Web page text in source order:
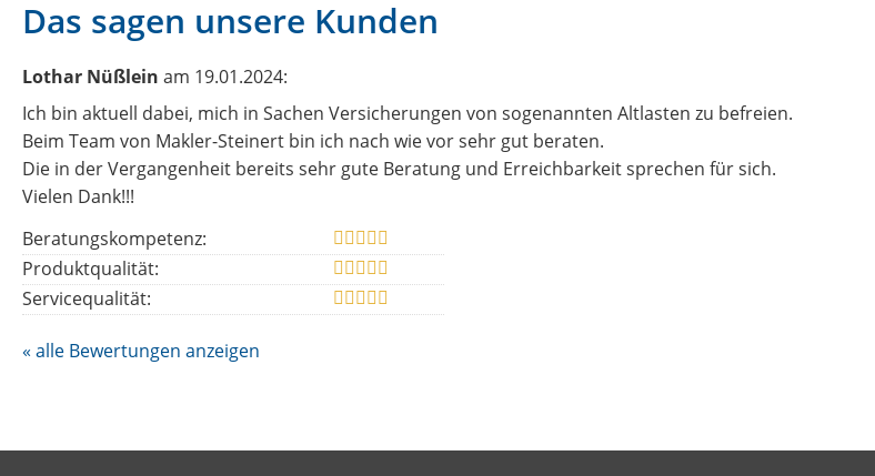
Das sagen unsere Kunden
Lothar Nüßlein am 19.01.2024:
Ich bin aktuell dabei, mich in Sachen Versicherungen von sogenannten Altlasten zu befreien.
Beim Team von Makler-Steinert bin ich nach wie vor sehr gut beraten.
Die in der Vergangenheit bereits sehr gute Beratung und Erreichbarkeit sprechen für sich.
Vielen Dank!!!
Beratungskompetenz:
Produktqualität:
Servicequalität:
« alle Bewertungen anzeigen